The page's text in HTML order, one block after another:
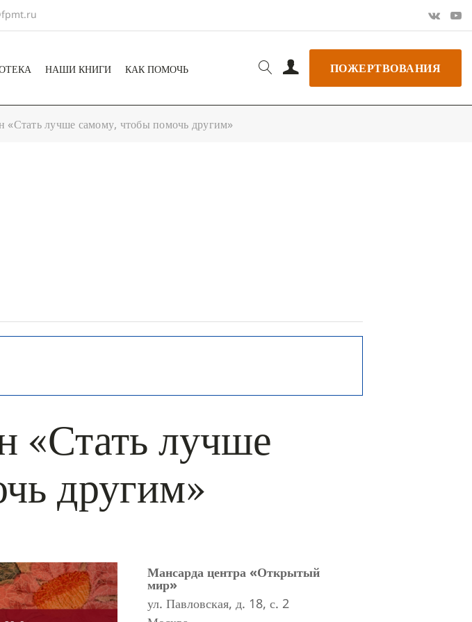
НАШИ КНИГИ КАК ПОМОЧЬ ПОЖЕРТВОВАНИЯ
«Стать лучше самому, чтобы помочь другим»
«Стать лучше
другим»
Мансарда центра «Открытый
мир»
ул. Павловская, д. 18, с. 2